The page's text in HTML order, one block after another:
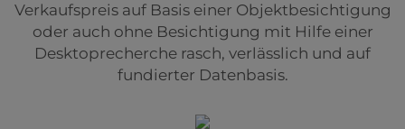
Verkaufspreis auf Basis einer Objektbesichtigung
oder auch ohne Besichtigung mit Hilfe einer
Desktoprecherche rasch, verlässlich und auf
fundierter Datenbasis.